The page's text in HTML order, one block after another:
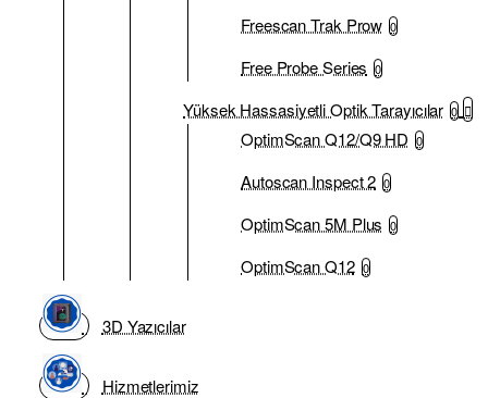
Freescan Trak Prow 0
Free Probe Series 0
Yüksek Hassasiyetli Optik Tarayıcılar 0
OptimScan Q12/Q9 HD 0
Autoscan Inspect 2 0
OptimScan 5M Plus 0
OptimScan Q12 0
3D Yazıcılar
Hizmetlerimiz